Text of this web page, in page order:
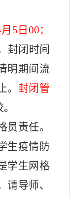
5日00：
封闭时间
明期间流
封闭管
。
员责任。
生疫情防
学生网格
请导师、